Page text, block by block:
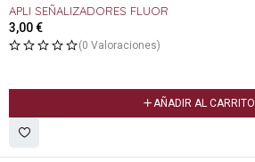
APLI SEÑALIZADORES FLUOR
3,00€
(0 Valoraciones)
AÑADIR AL CARRITO